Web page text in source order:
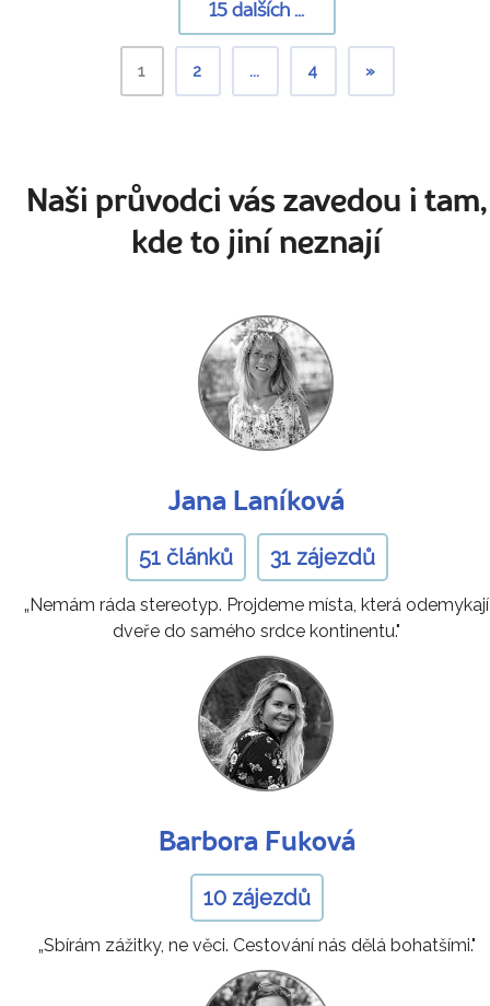
15 dalších ...
1 2 ... 4 »
Naši průvodci vás zavedou i tam,
kde to jiní neznají
Jana Laníková
51 článků 31 zájezdů
„Nemám ráda stereotyp. Projdeme místa, která odemykají
dveře do samého srdce kontinentu."
Barbora Fuková
10 zájezdů
„Sbírám zážitky, ne věci. Cestování nás dělá bohatšími."